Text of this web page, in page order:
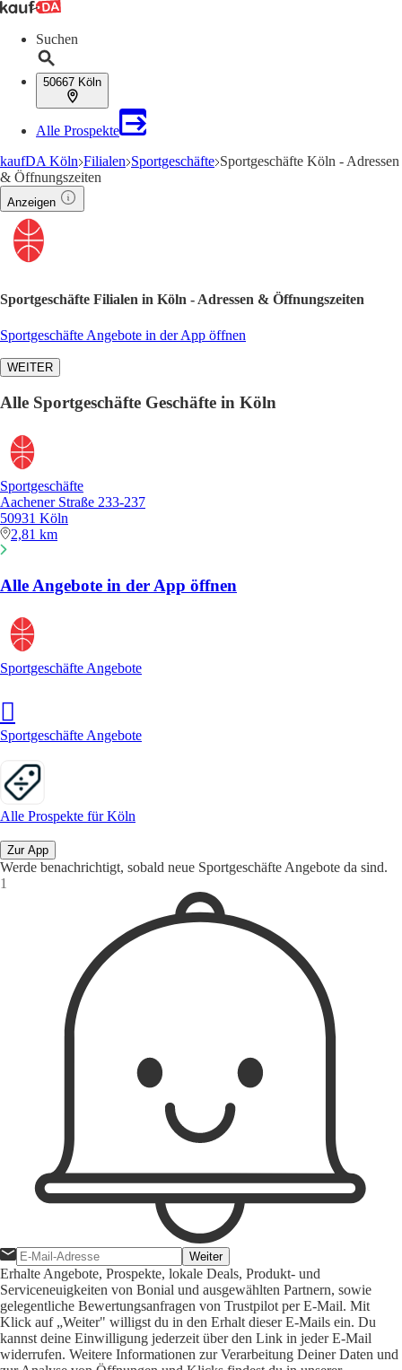
Suchen
50667 Köln
Alle Prospekte
kaufDA Köln Filialen Sportgeschäfte Sportgeschäfte Köln - Adressen
& Öffnungszeiten
Anzeigen
Sportgeschäfte Filialen in Köln - Adressen & Öffnungszeiten
Sportgeschäfte Angebote in der App öffnen
WEITER
Alle Sportgeschäfte Geschäfte in Köln
Sportgeschäfte
Aachener Straße 233-237
50931 Köln
2,81 km
Alle Angebote in der App öffnen
Sportgeschäfte Angebote
Sportgeschäfte Angebote
Alle Prospekte für Köln
Zur App
Werde benachrichtigt, sobald neue Sportgeschäfte Angebote da sind.
Weiter
Erhalte Angebote, Prospekte, lokale Deals, Produkt- und
Serviceneuigkeiten von Bonial und ausgewählten Partnern, sowie
gelegentliche Bewertungsanfragen von Trustpilot per E-Mail. Mit
Klick auf „Weiter" willigst du in den Erhalt dieser E-Mails ein. Du
kannst deine Einwilligung jederzeit über den Link in jeder E-Mail
widerrufen. Weitere Informationen zur Verarbeitung Deiner Daten und